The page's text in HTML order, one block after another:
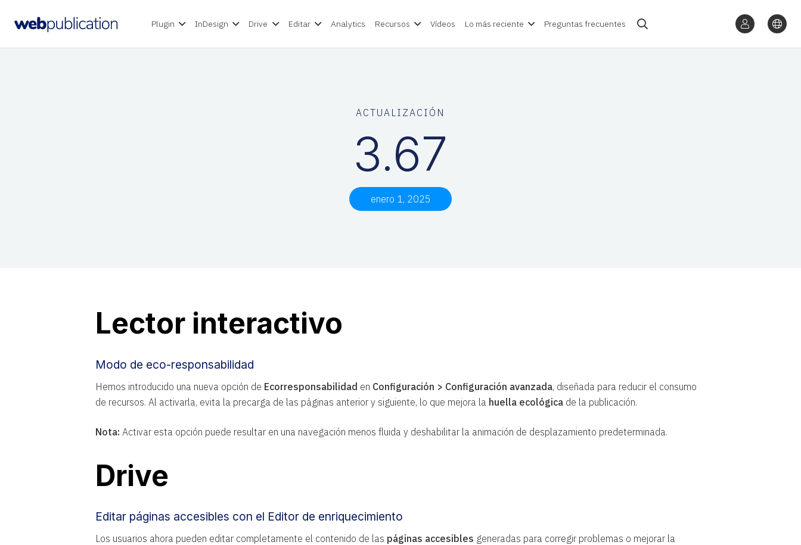
Plugin InDesign Drive Editar Analytics Recursos Vídeos Lo más reciente Preguntas frecuentes
ACTUALIZACIÓN
3.67
enero 1, 2025
Lector interactivo
Modo de eco-responsabilidad
Hemos introducido una nueva opción de Ecorresponsabilidad en Configuración > Configuración avanzada, diseñada para reducir el consumo
de recursos. Al activarla, evita la precarga de las páginas anterior y siguiente, lo que mejora la huella ecológica de la publicación.
Nota: Activar esta opción puede resultar en una navegación menos fluida y deshabilitar la animación de desplazamiento predeterminada.
Drive
Editar páginas accesibles con el Editor de enriquecimiento
Los usuarios ahora pueden editar completamente el contenido de las páginas accesibles generadas para corregir problemas o mejorar la